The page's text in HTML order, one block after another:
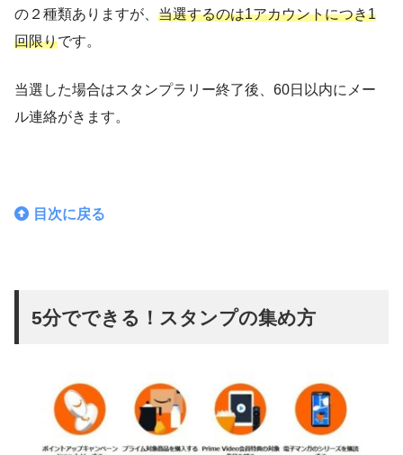
の２種類ありますが、 当選するのは1アカウントにつき1
回限りです。
当選した場合はスタンプラリー終了後、60日以内にメー
ル連絡がきます。
目次に戻る
5分でできる！スタンプの集め方